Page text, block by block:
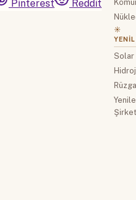
Pinterest
Reddit
☀️
Solar